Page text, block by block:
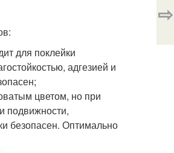
для поклейки
адгезией и
цветом, но при
подвижности,
безопасен. Оптимально
⇨